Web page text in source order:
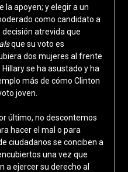
la apoyen; y elegir a un
como candidato a
atrevida que
que su voto es
dos mujeres al frente
se ha asustado y ha
más de cómo Clinton
joven.
último, no descontemos
hacer el mal o para
ciudadanos se conciben a
una vez que
a ejercer su derecho al